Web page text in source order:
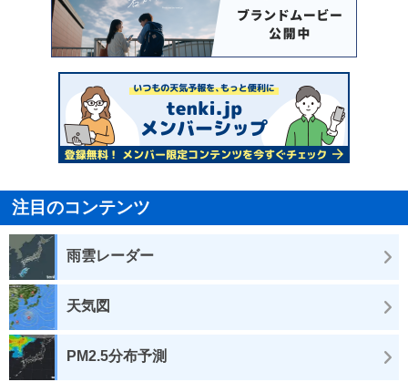
注目のコンテンツ
雨雲レーダー
天気図
PM2.5分布予測